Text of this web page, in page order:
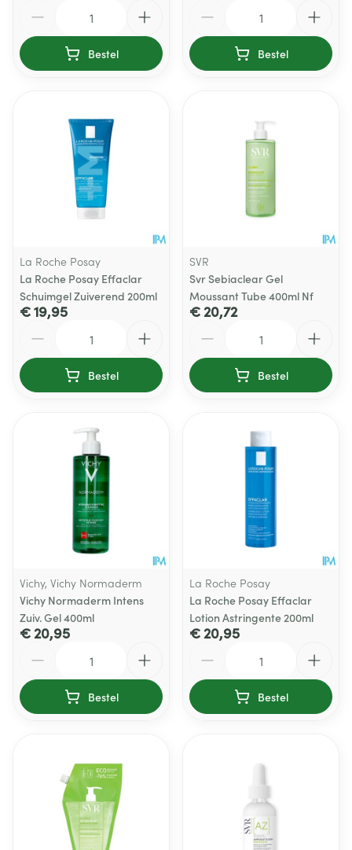
Bestel Bestel
La Roche Posay
La Roche Posay Effaclar
Schuimgel Zuiverend 200ml
€ 19,95
Bestel
SVR
Svr Sebiaclear Gel
Moussant Tube 400ml Nf
€ 20,72
Bestel
Vichy, Vichy Normaderm
Vichy Normaderm Intens
Zuiv. Gel 400ml
€ 20,95
Bestel
La Roche Posay
La Roche Posay Effaclar
Lotion Astringente 200ml
€ 20,95
Bestel